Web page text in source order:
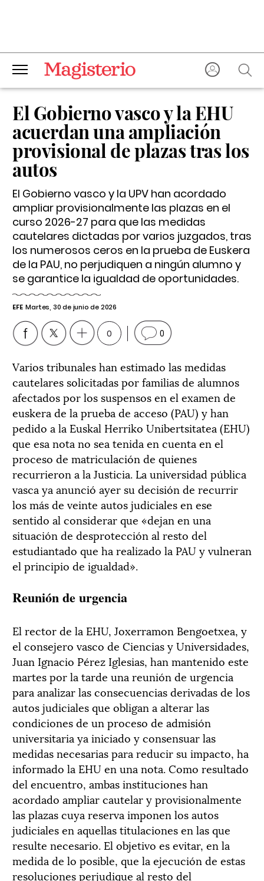
El Gobierno vasco y la EHU
acuerdan una ampliación
provisional de plazas tras los
autos
El Gobierno vasco y la UPV han acordado
ampliar provisionalmente las plazas en el
curso 2026-27 para que las medidas
cautelares dictadas por varios juzgados, tras
los numerosos ceros en la prueba de Euskera
de la PAU, no perjudiquen a ningún alumno y
se garantice la igualdad de oportunidades.
EFE Martes, 30 de junio de 2026
0 0
Varios tribunales han estimado las medidas
cautelares solicitadas por familias de alumnos
afectados por los suspensos en el examen de
euskera de la prueba de acceso (PAU) y han
pedido a la Euskal Herriko Unibertsitatea (EHU)
que esa nota no sea tenida en cuenta en el
proceso de matriculación de quienes
recurrieron a la Justicia. La universidad pública
vasca ya anunció ayer su decisión de recurrir
los más de veinte autos judiciales en ese
sentido al considerar que «dejan en una
situación de desprotección al resto del
estudiantado que ha realizado la PAU y vulneran
el principio de igualdad».
Reunión de urgencia
El rector de la EHU, Joxerramon Bengoetxea, y
el consejero vasco de Ciencias y Universidades,
Juan Ignacio Pérez Iglesias, han mantenido este
martes por la tarde una reunión de urgencia
para analizar las consecuencias derivadas de los
autos judiciales que obligan a alterar las
condiciones de un proceso de admisión
universitaria ya iniciado y consensuar las
medidas necesarias para reducir su impacto, ha
informado la EHU en una nota. Como resultado
del encuentro, ambas instituciones han
acordado ampliar cautelar y provisionalmente
las plazas cuya reserva imponen los autos
judiciales en aquellas titulaciones en las que
resulte necesario. El objetivo es evitar, en la
medida de lo posible, que la ejecución de estas
resoluciones perjudique al resto del